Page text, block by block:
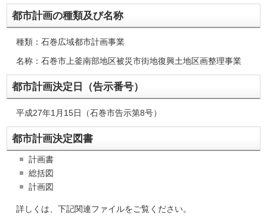
都市計画の種類及び名称
種類：石巻広域都市計画事業
名称：石巻市上釜南部地区被災市街地復興土地区画整理事業
都市計画決定日（告示番号）
平成27年1月15日（石巻市告示第8号）
都市計画決定図書
計画書
総括図
計画図
詳しくは、下記関連ファイルをご覧ください。